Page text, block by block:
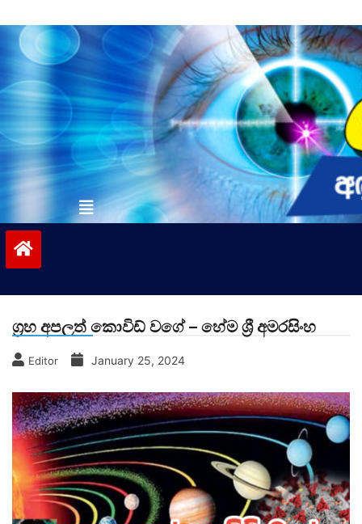
to
contentvinivida.lk
ග්‍රහ අපලත් කොවිඩ් වගේ – හේම ශ්‍රී අමරසිංහ
Editor January 25, 2024